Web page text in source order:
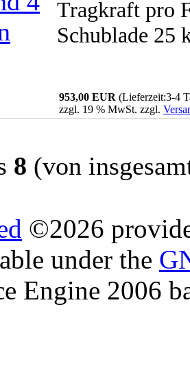
Tragkraft pro
Schublade 25
953,00 EUR (Lieferzeit:3-4
zzgl. 19 % MwSt. zzgl.
8 (von
©2026
under the
Engine 2006